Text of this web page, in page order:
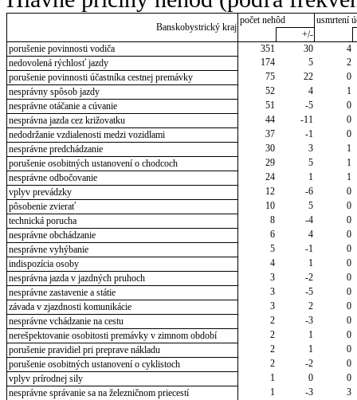
Banskobystrický kraj
počet nehôd
usmrtení
+/-
porušenie povinnosti vodiča
351 30
4
nedovolená rýchlosť jazdy
174 5
2
porušenie povinnosti účastníka cestnej premávky
75 22
0
nesprávny spôsob jazdy
52 4
1
nesprávne otáčanie a cúvanie
51 -5
0
nesprávna jazda cez križovatku
44 -11
0
nedodržanie vzdialenosti medzi vozidlami
37 -1
0
nesprávne predchádzanie
30 3
1
porušenie osobitných ustanovení o chodcoch
29 5
1
nesprávne odbočovanie
24 1
1
vplyv prevádzky
12 -6
0
pôsobenie zvierať
10 5
0
technická porucha
8 -4
0
nesprávne obchádzanie
6 4
0
nesprávne vyhýbanie
5 -1
0
indispozícia osoby
4 1
0
nesprávna jazda v jazdných pruhoch
3 -2
0
nesprávne zastavenie a státie
3 -5
0
závada v zjazdnosti komunikácie
3 2
0
nesprávne vchádzanie na cestu
2 -3
0
nerešpektovanie osobitosti premávky v zimnom období
2 1
0
porušenie pravidiel pri preprave nákladu
2 1
0
porušenie osobitných ustanovení o cyklistoch
2 -2
0
vplyv prírodnej sily
1 0
0
nesprávne správanie sa na železničnom priecestí
1 -3
3